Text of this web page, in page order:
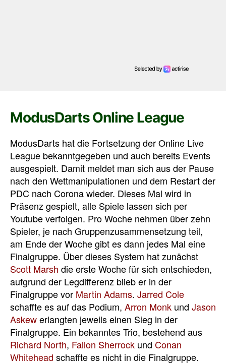
ModusDarts Online League
ModusDarts hat die Fortsetzung der Online Live
League bekanntgegeben und auch bereits Events
ausgespielt. Damit meldet man sich aus der Pause
nach den Wettmanipulationen und dem Restart der
PDC nach Corona wieder. Dieses Mal wird in
Präsenz gespielt, alle Spiele lassen sich per
Youtube verfolgen. Pro Woche nehmen über zehn
Spieler, je nach Gruppenzusammensetzung teil,
am Ende der Woche gibt es dann jedes Mal eine
Finalgruppe. Über dieses System hat zunächst
Scott Marsh die erste Woche für sich entschieden,
aufgrund der Legdifferenz blieb er in der
Finalgruppe vor Martin Adams. Jarred Cole
schaffte es auf das Podium, Arron Monk und Jason
Askewerlangten jeweils einen Sieg in der
Finalgruppe. Ein bekanntes Trio, bestehend aus
Richard North, Fallon Sherrock und Conan
Whitehead schaffte es nicht in die Finalgruppe.